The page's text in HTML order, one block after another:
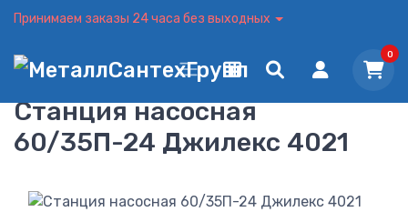
Принимаем заказы 24 часа без выходных
0
Станция насосная
60/35П-24 Джилекс 4021